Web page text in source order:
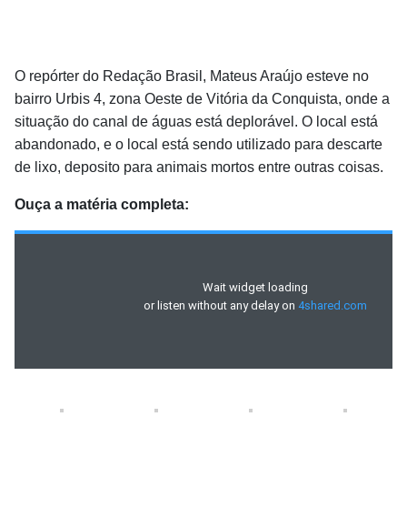
O repórter do Redação Brasil, Mateus Araújo esteve no
bairro Urbis 4, zona Oeste de Vitória da Conquista, onde a
situação do canal de águas está deplorável. O local está
abandonado, e o local está sendo utilizado para descarte
de lixo, deposito para animais mortos entre outras coisas.
Ouça a matéria completa: